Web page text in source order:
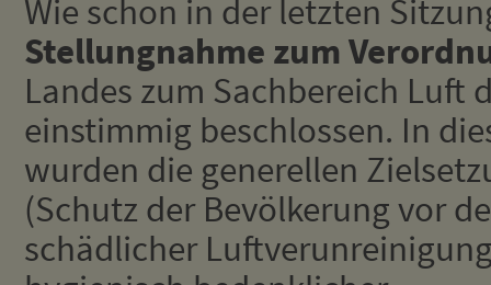
Wie schon in der letzten
Stellungnahme zum
Landes zum Sachbereich Luft
einstimmig beschlossen. In
wurden die generellen
(Schutz der Bevölkerung vor
schädlicher